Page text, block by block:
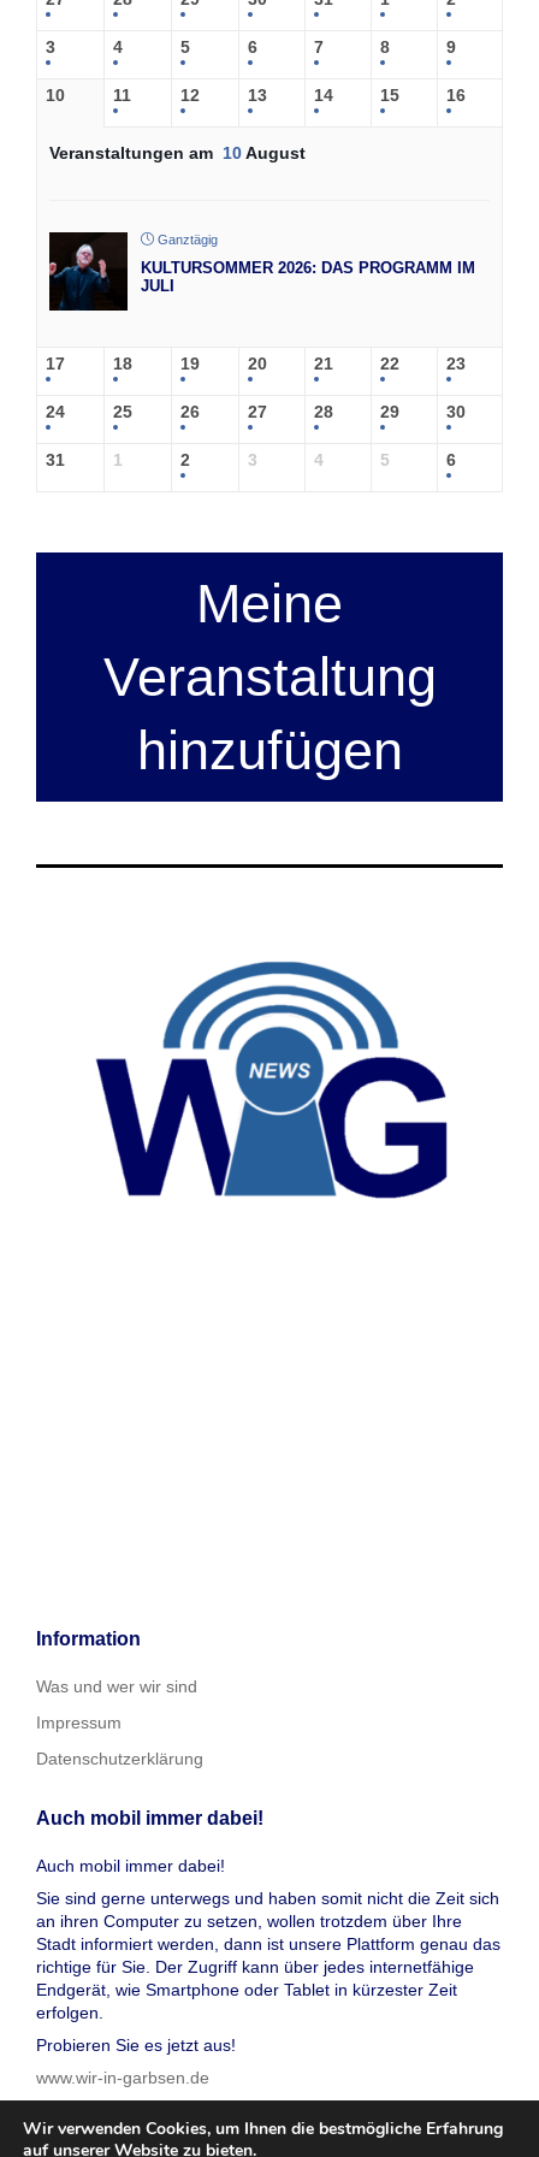
3 4 5 6 7 8 9
10 11 12 13 14 15 16
Veranstaltungen am 10August
Ganztägig
KULTURSOMMER 2026: DAS PROGRAMM IM
JULI
17 18 19 20 21 22 23
24 25 26 27 28 29 30
31 1 2 3 4 5 6
Meine
Veranstaltung
hinzufügen
Information
Was und wer wir sind
Impressum
Datenschutzerklärung
Auch mobil immer dabei!
Auch mobil immer dabei!
Sie sind gerne unterwegs und haben somit nicht die Zeit sich
an ihren Computer zu setzen, wollen trotzdem über Ihre
Stadt informiert werden, dann ist unsere Plattform genau das
richtige für Sie. Der Zugriff kann über jedes internetfähige
Endgerät, wie Smartphone oder Tablet in kürzester Zeit
erfolgen.
Probieren Sie es jetzt aus!
www.wir-in-garbsen.de
Wir verwenden Cookies, um Ihnen die bestmögliche Erfahrung
auf unserer Website zu bieten.